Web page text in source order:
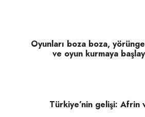
Oyunları boza boza,
ve oyun kurmaya
Türkiye’nin gelişi: Afrin